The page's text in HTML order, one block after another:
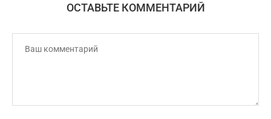
ОСТАВЬТЕ КОММЕНТАРИЙ